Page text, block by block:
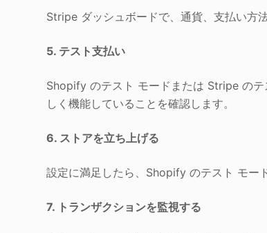
Stripe ダッシュボードで、通貨、支払い方
5. テスト支払い
Shopify のテスト モードまたは Stripe の
しく機能していることを確認します。
6. ストアを立ち上げる
設定に満足したら、Shopify のテスト モー
7. トランザクションを監視する